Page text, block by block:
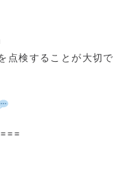
点検することが大切で